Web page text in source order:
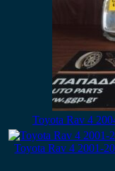
Toyota Rav 4
Toyota Rav 4 2001-